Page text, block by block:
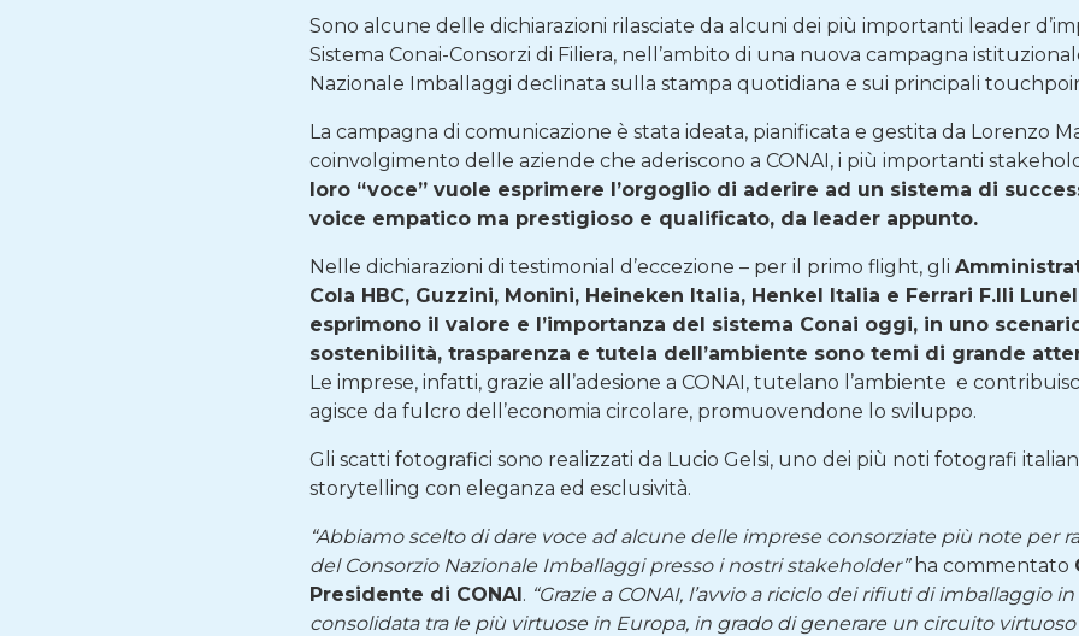
Sono alcune delle dichiarazioni rilasciate da alcuni dei più importanti leader
Sistema Conai-Consorzi di Filiera, nell’ambito di una nuova campagna
Nazionale Imballaggi declinata sulla stampa quotidiana e sui principali
La campagna di comunicazione è stata ideata, pianificata e gestita da Lorenzo
coinvolgimento delle aziende che aderiscono a CONAI, i più importanti
loro “voce” vuole esprimere l’orgoglio di aderire ad un sistema di
voice empatico ma prestigioso e qualificato, da leader appunto.
Nelle dichiarazioni di testimonial d’eccezione – per il primo flight, gli
Cola HBC, Guzzini, Monini, Heineken Italia, Henkel Italia e Ferrari F.lli
esprimono il valore e l’importanza del sistema Conai oggi, in uno
sostenibilità, trasparenza e tutela dell’ambiente sono temi di grande
Le imprese, infatti, grazie all’adesione a CONAI, tutelano l’ambiente e
agisce da fulcro dell’economia circolare, promuovendone lo sviluppo.
Gli scatti fotografici sono realizzati da Lucio Gelsi, uno dei più noti fotografi
storytelling con eleganza ed esclusività.
“Abbiamo scelto di dare voce ad alcune delle imprese consorziate più note per
del Consorzio Nazionale Imballaggi presso i nostri stakeholder”ha commentato
Presidente di CONAI. “Grazie a CONAI, l’avvio a riciclo dei rifiuti di imballaggio
consolidata tra le più virtuose in Europa, in grado di generare un circuito virtuoso